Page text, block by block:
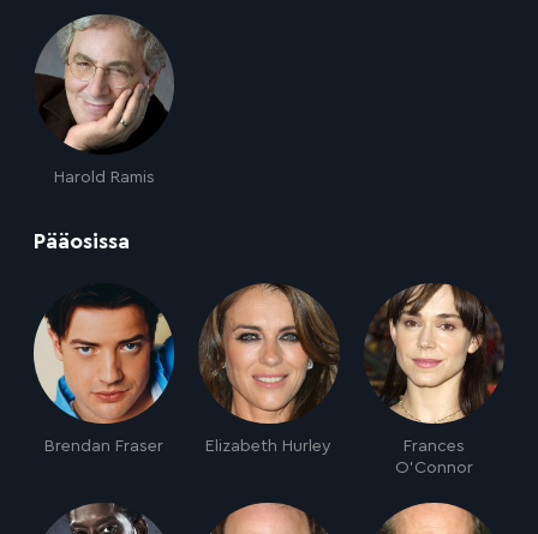
Harold Ramis
Pääosissa
Brendan Fraser Elizabeth Hurley
Frances
O'Connor